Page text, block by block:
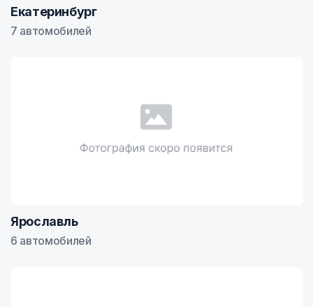
Екатеринбург
7 автомобилей
Ярославль
6 автомобилей